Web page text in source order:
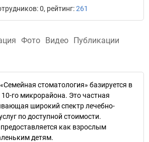
0, рейтинг:261
Фото Видео Публикации
стоматология» базируется в
10-го микрорайона. Это частная
широкий спектр лечебно-
по доступной стоимости.
как взрослым
детям.